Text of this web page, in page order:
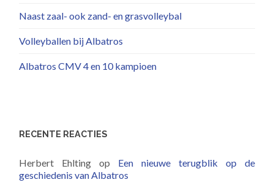
Naast zaal- ook zand- en grasvolleybal
Volleyballen bij Albatros
Albatros CMV 4 en 10 kampioen
RECENTE REACTIES
Herbert Ehlting op Een nieuwe terugblik op de
geschiedenis van Albatros